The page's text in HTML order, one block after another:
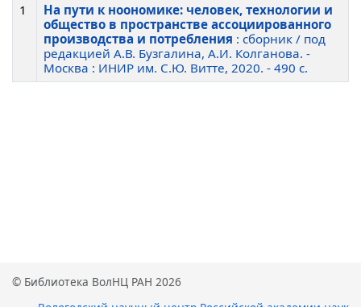
1
На пути к ноономике: человек, технологии и
общество в пространстве ассоциированного
производства и потребления : сборник / под
редакцией А.В. Бузгалина, А.И. Колганова. -
Москва : ИНИР им. С.Ю. Витте, 2020. - 490 c.
© Библиотека ВолНЦ РАН 2026